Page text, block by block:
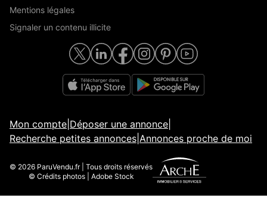
Mentions légales
Signaler un contenu illicite
Mon compte Déposer une annonce
Recherche petites annonces Annonces proche de moi
© 2026 ParuVendu.fr | Tous droits réservés
© Crédits photos | Adobe Stock